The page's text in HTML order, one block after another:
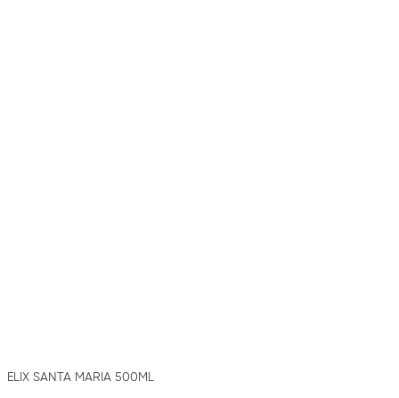
ELIX SANTA MARIA 500ML